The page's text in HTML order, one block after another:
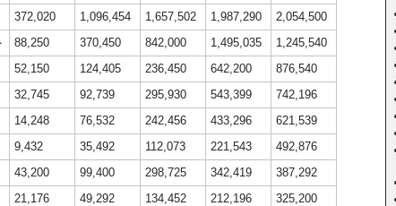
372,020 1,096,454 1,657,502 1,987,290
2,054,500
88,250 370,450 842,000 1,495,035
1,245,540
52,150 124,405 236,450 642,200
876,540
32,745 92,739 295,930 543,399
742,196
14,248 76,532 242,456 433,296
621,539
9,432 35,492 112,073 221,543
492,876
43,200 99,400 298,725 342,419
387,292
21,176 49,292 134,452 212,196 325,200